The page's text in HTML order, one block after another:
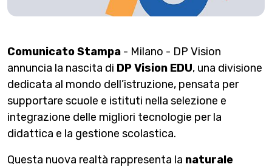
Comunicato Stampa - Milano - DP Vision
annuncia la nascita di DP Vision EDU, una divisione
dedicata al mondo dell’istruzione, pensata per
supportare scuole e istituti nella selezione e
integrazione delle migliori tecnologie per la
didattica e la gestione scolastica.
Questa nuova realtà rappresenta la naturale